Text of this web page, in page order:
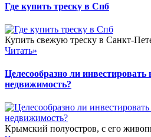
Где купить треску в Спб
Купить свежую треску в Санкт-
Читать»
Целесообразно ли
недвижимость?
Крымский полуостров, с его